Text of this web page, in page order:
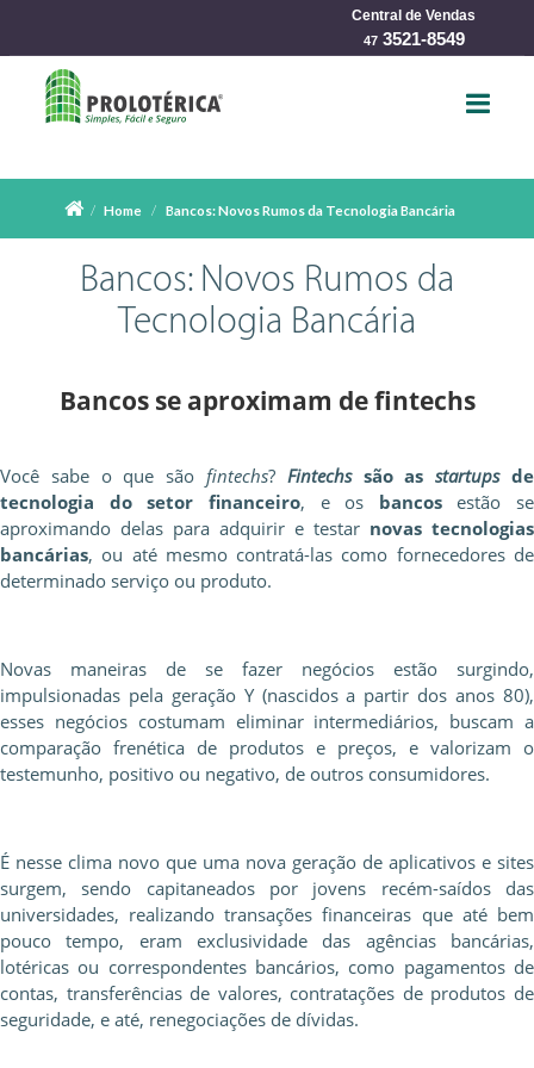
Central de Vendas
473521-8549
Home Bancos: Novos Rumos da Tecnologia Bancária
Bancos: Novos Rumos da
Tecnologia Bancária
Bancos se aproximam de fintechs
Você sabe o que são fintechs? Fintechs são asstartupsde
tecnologia do setor financeiro, e os bancosestão se
aproximando delas para adquirir e testar novas tecnologias
bancárias, ou até mesmo contratá-las como fornecedores de
determinado serviço ou produto.
Novas maneiras de se fazer negócios estão surgindo,
impulsionadas pela geração Y (nascidos a partir dos anos 80),
esses negócios costumam eliminar intermediários, buscam a
comparação frenética de produtos e preços, e valorizam o
testemunho, positivo ou negativo, de outros consumidores.
É nesse clima novo que uma nova geração de aplicativos e sites
surgem, sendo capitaneados por jovens recém-saídos das
universidades, realizando transações financeiras que até bem
pouco tempo, eram exclusividade das agências bancárias,
lotéricas ou correspondentes bancários, como pagamentos de
contas, transferências de valores, contratações de produtos de
seguridade, e até, renegociações de dívidas.